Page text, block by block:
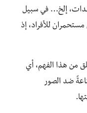
إلخ… في سبيل
للأفراد، إذ
من هذا الفهم، أي
ضد الصور